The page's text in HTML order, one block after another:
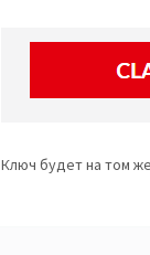
Ключ будет на том